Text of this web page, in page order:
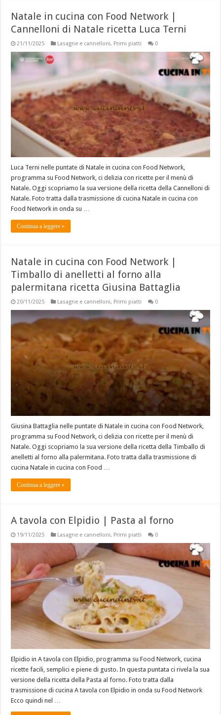
Natale in cucina con Food Network |
Cannelloni di Natale ricetta Luca Terni
21/11/2025 Lasagne e cannelloni, Primi piatti 0
Luca Terni nelle puntate di Natale in cucina con Food Network,
programma su Food Network, ci delizia con ricette per il menù di
Natale. Oggi scopriamo la sua versione della ricetta della Cannelloni di
Natale. Foto tratta dalla trasmissione di cucina Natale in cucina con
Food Network in onda su …
Continua a leggere »
Natale in cucina con Food Network |
Timballo di anelletti al forno alla
palermitana ricetta Giusina Battaglia
20/11/2025 Lasagne e cannelloni, Primi piatti 0
Giusina Battaglia nelle puntate di Natale in cucina con Food Network,
programma su Food Network, ci delizia con ricette per il menù di
Natale. Oggi scopriamo la sua versione della ricetta della Timballo di
anelletti al forno alla palermitana. Foto tratta dalla trasmissione di
cucina Natale in cucina con Food …
Continua a leggere »
A tavola con Elpidio | Pasta al forno
19/11/2025 Lasagne e cannelloni, Primi piatti 0
Elpidio in A tavola con Elpidio, programma su Food Network, cucina
ricette facili, semplici e piene di gusto. In questa puntata ci rivela la sua
versione della ricetta della Pasta al forno. Foto tratta dalla
trasmissione di cucina A tavola con Elpidio in onda su Food Network
Ecco quindi nel …